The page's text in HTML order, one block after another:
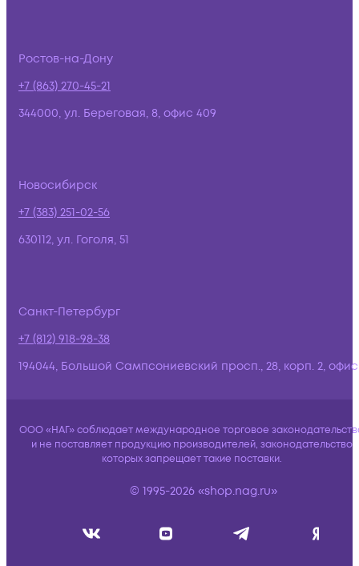
Ростов-на-Дону
+7 (863) 270-45-21
344000, ул. Береговая, 8, офис 409
Новосибирск
+7 (383) 251-02-56
630112, ул. Гоголя, 51
Санкт-Петербург
+7 (812) 918-98-38
194044, Большой Сампсониевский просп., 28, корп. 2,
ООО «НАГ» соблюдает международное торговое
и не поставляет продукцию производителей, законодательство
которых запрещает такие поставки.
© 1995-2026 «shop.nag.ru»